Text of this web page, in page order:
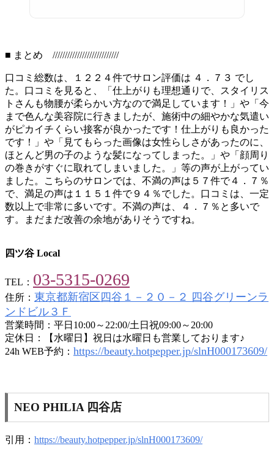
■ まとめ ///////////////////////////
口コミ総数は、１２２４件でサロン評価は ４．７３ でし
た。口コミを見ると、「仕上がりも理想通りで、スタイリス
トさんも物腰が柔らかい方なので満足しています！」や「今
まで色んな美容院に行きましたが、施術中の細やかな気遣い
がピカイチくらい接客が良かったです！仕上がりも良かった
です！」や「見てもらった画像は女性らしさがあったのに、
ほとんど男の子のような髪になってしまった。」や「顔周り
の巻きがすぐに取れてしまいました。」等の声が上がってい
ました。こちらのサロンでは、不満の声は５７件で４．７％
で、満足の声は１１５１件で９４％でした。口コミは、一定
数以上で非常に多いです。不満の声は、４．７％と多いで
す。まだまだ改善の余地がありそうですね。
四ツ谷 Local
TEL： 03-5315-0269
住所： 東京都新宿区四谷１－２０－２ 四谷グリーンラ
ンドビル３Ｆ
営業時間：平日10:00～22:00/土日祝09:00～20:00
定休日：【水曜日】祝日は水曜日も営業しております♪
24h WEB予約： https://beauty.hotpepper.jp/slnH000173609/
NEO PHILIA 四谷店
引用： https://beauty.hotpepper.jp/slnH000173609/